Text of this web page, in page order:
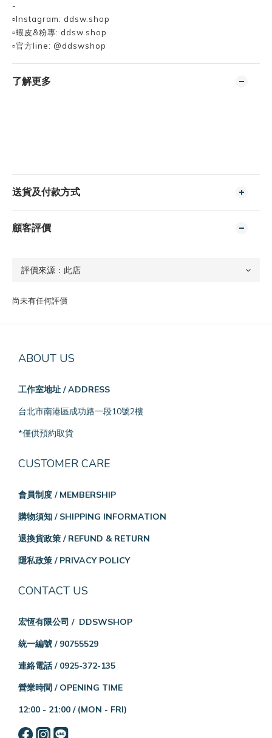
-
▫️Instagram: ddsw.shop
▫️蝦皮&粉專: ddsw.shop
▫️官方line: @ddswshop
了解更多
送貨及付款方式
顧客評價
尚未有任何評價
ABOUT US
工作室地址 / ADDRESS
台北市南港區成功路一段10號2樓
*僅供預約取貨
CUSTOMER CARE
會員制度 / MEMBERSHIP
購物須知 / SHIPPING INFORMATION
退換貨政策 / REFUND & RETURN
隱私政策 / PRIVACY POLICY
CONTACT US
宏恆有限公司 / DDSWSHOP
統一編號 / 90755529
連絡電話 / 0925-372-135
營業時間 / OPENING TIME
12:00 - 21:00 / (MON - FRI)